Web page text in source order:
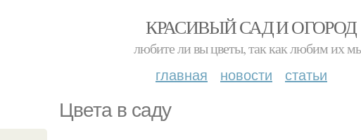
КРАСИВЫЙ САД И ОГОРОД
любите ли вы цветы, так как любим их
главная новости статьи
Цвета в саду